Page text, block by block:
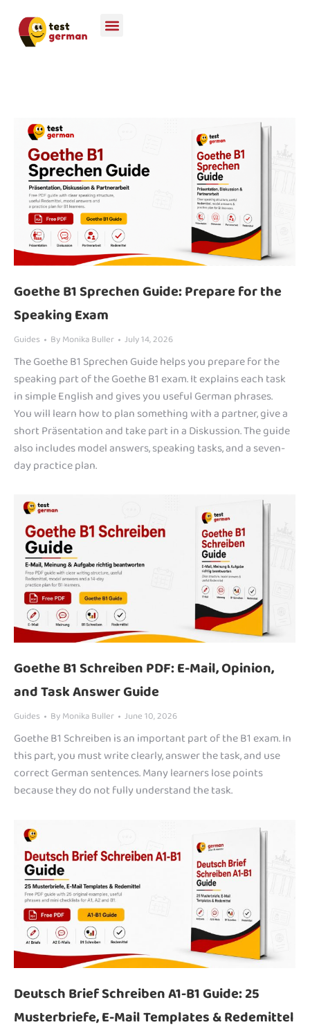
Goethe B1 Sprechen Guide: Prepare for the
Speaking Exam
Guides ByMonika Buller July 14, 2026
The Goethe B1 Sprechen Guide helps you prepare for the
speaking part of the Goethe B1 exam. It explains each task
in simple English and gives you useful German phrases.
You will learn how to plan something with a partner, give a
short Präsentation and take part in a Diskussion. The guide
also includes model answers, speaking tasks, and a seven-
day practice plan.
Goethe B1 Schreiben PDF: E-Mail, Opinion,
and Task Answer Guide
Guides ByMonika Buller June 10, 2026
Goethe B1 Schreiben is an important part of the B1 exam. In
this part, you must write clearly, answer the task, and use
correct German sentences. Many learners lose points
because they do not fully understand the task.
Deutsch Brief Schreiben A1-B1 Guide: 25
Musterbriefe, E-Mail Templates & Redemittel